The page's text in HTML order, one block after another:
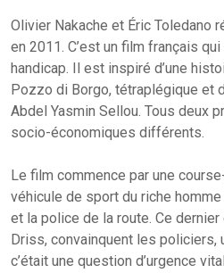
Olivier Nakache et Éric Toledano
en 2011. C’est un film français
handicap. Il est inspiré d’une
Pozzo di Borgo, tétraplégique et
Abdel Yasmin Sellou. Tous deux
socio-économiques différents.
Le film commence par une
véhicule de sport du riche
et la police de la route. Ce
Driss, convainquent les policiers,
c’était une question d’urgence